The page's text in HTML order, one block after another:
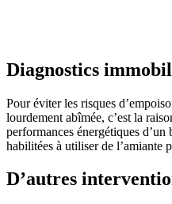
Diagnostics
Pour éviter les risques
lourdement abîmée, c’est la
performances énergétiques
habilitées à utiliser de l’amiante
D’autres